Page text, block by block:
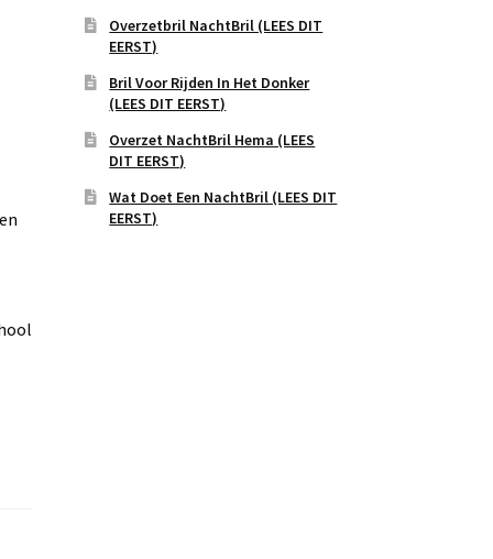
Overzetbril NachtBril (LEES DIT
EERST)
Bril Voor Rijden In Het Donker
(LEES DIT EERST)
Overzet NachtBril Hema (LEES
DIT EERST)
Wat Doet Een NachtBril (LEES DIT
EERST)